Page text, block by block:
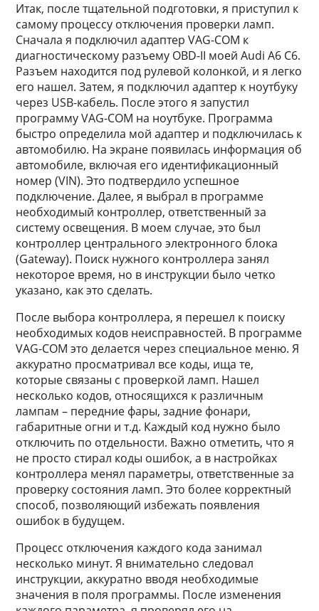
Итак, после тщательной подготовки, я приступил к
самому процессу отключения проверки ламп.
Сначала я подключил адаптер VAG-COM к
диагностическому разъему OBD-II моей Audi A6 C6.
Разъем находится под рулевой колонкой, и я легко
его нашел. Затем, я подключил адаптер к ноутбуку
через USB-кабель. После этого я запустил
программу VAG-COM на ноутбуке. Программа
быстро определила мой адаптер и подключилась к
автомобилю. На экране появилась информация об
автомобиле, включая его идентификационный
номер (VIN). Это подтвердило успешное
подключение. Далее, я выбрал в программе
необходимый контроллер, ответственный за
систему освещения. В моем случае, это был
контроллер центрального электронного блока
(Gateway). Поиск нужного контроллера занял
некоторое время, но в инструкции было четко
указано, как это сделать.
После выбора контроллера, я перешел к поиску
необходимых кодов неисправностей. В программе
VAG-COM это делается через специальное меню. Я
аккуратно просматривал все коды, ища те,
которые связаны с проверкой ламп. Нашел
несколько кодов, относящихся к различным
лампам – передние фары, задние фонари,
габаритные огни и т.д. Каждый код нужно было
отключить по отдельности. Важно отметить, что я
не просто стирал коды ошибок, а в настройках
контроллера менял параметры, ответственные за
проверку состояния ламп. Это более корректный
способ, позволяющий избежать появления
ошибок в будущем.
Процесс отключения каждого кода занимал
несколько минут. Я внимательно следовал
инструкции, аккуратно вводя необходимые
значения в поля программы. После изменения